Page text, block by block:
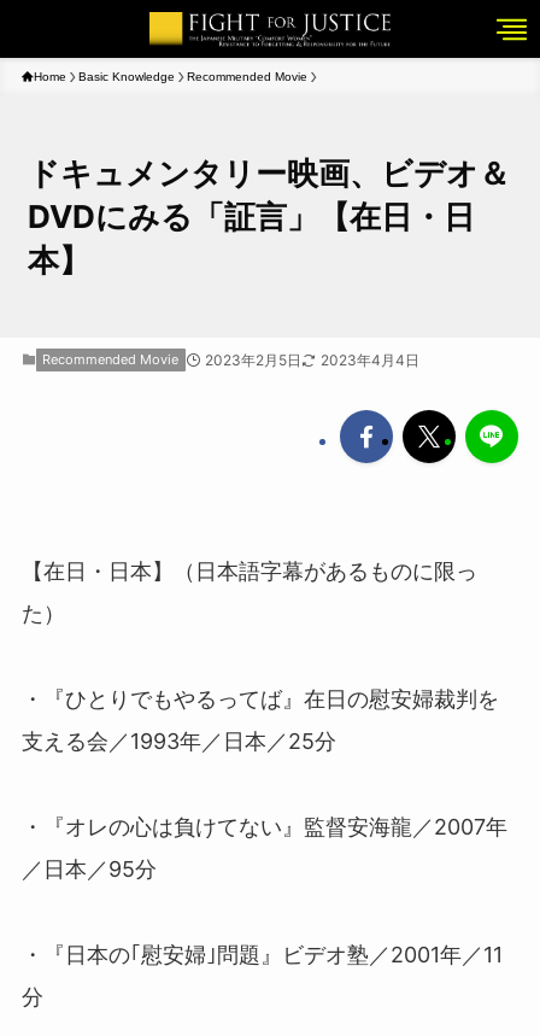
Home Basic Knowledge Recommended Movie
ドキュメンタリー映画、ビデオ＆
DVDにみる「証言」【在日・日
本】
Recommended Movie 2023年2月5日 2023年4月4日
【在日・日本】（日本語字幕があるものに限っ
た）
・『ひとりでもやるってば』在日の慰安婦裁判を
支える会／1993年／日本／25分
・『オレの心は負けてない』監督安海龍／2007年
／日本／95分
・『日本の｢慰安婦｣問題』ビデオ塾／2001年／11
分